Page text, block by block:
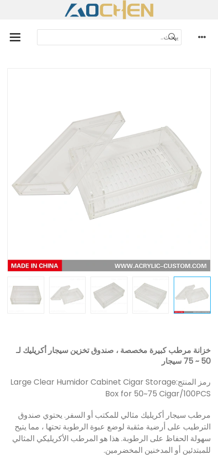
خزانة مرطب كبيرة مخصصة ، صندوق تخزين سيجار أكريليك لـ
50 ~ 75 سيجار
رمز المنتج:Large Clear Humidor Cabinet Cigar Storage
Box for 50~75 Cigar/100PCS
مرطب سيجار أكريليك مثالي للمكتب أو السفر. يحتوي صندوق
الترطيب على أرضية مثقبة لوضع عبوة الرطوبة تحتها ، مما يتيح
سهولة الحفاظ على الرطوبة. هذا هو المرطب الأكريليكي المثالي
للمبتدئين أو المدخنين المخضرمين.